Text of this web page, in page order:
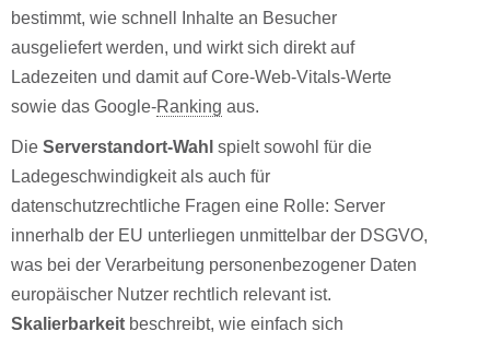
bestimmt, wie schnell Inhalte an Besucher
ausgeliefert werden, und wirkt sich direkt auf
Ladezeiten und damit auf Core-Web-Vitals-Werte
sowie das Google-Ranking aus.
Die Serverstandort-Wahl spielt sowohl für die
Ladegeschwindigkeit als auch für
datenschutzrechtliche Fragen eine Rolle: Server
innerhalb der EU unterliegen unmittelbar der DSGVO,
was bei der Verarbeitung personenbezogener Daten
europäischer Nutzer rechtlich relevant ist.
Skalierbarkeit beschreibt, wie einfach sich